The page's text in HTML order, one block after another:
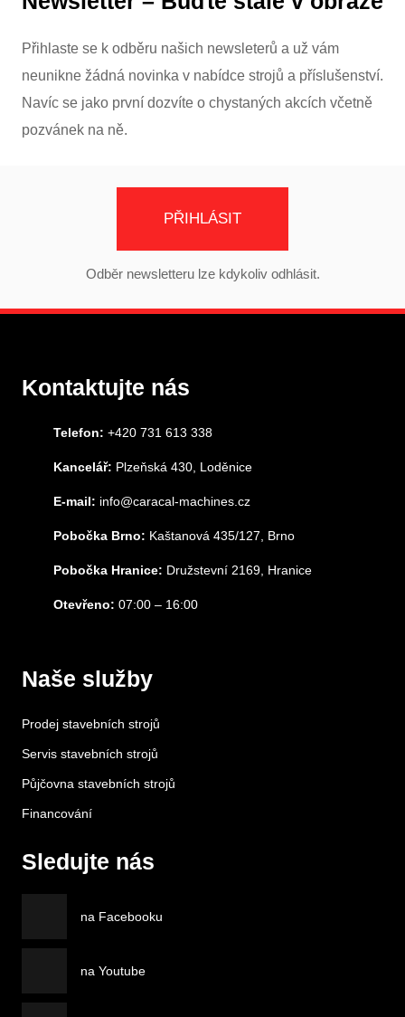
Přihlaste se k odběru našich newsleterů a už vám
neunikne žádná novinka v nabídce strojů a příslušenství.
Navíc se jako první dozvíte o chystaných akcích včetně
pozvánek na ně.
PŘIHLÁSIT
Odběr newsletteru lze kdykoliv odhlásit.
Kontaktujte nás
Telefon: +420 731 613 338
Kancelář: Plzeňská 430, Loděnice
E-mail: info@caracal-machines.cz
Pobočka Brno: Kaštanová 435/127, Brno
Pobočka Hranice: Družstevní 2169, Hranice
Otevřeno: 07:00 – 16:00
Naše služby
Prodej stavebních strojů
Servis stavebních strojů
Půjčovna stavebních strojů
Financování
Sledujte nás
na Facebooku
na Youtube